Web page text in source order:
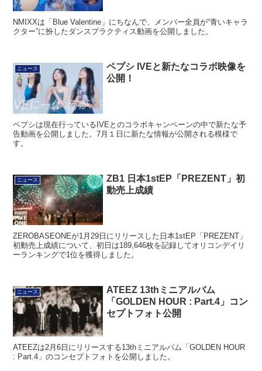
NMIXXは「Blue Valentine」にちなんで、メンバー全員が“青いキャラ
クター”に扮したダンスプラクティス動画を公開しました。
ニュース
ペプシ IVEと新たなコラボ映像を
公開！
ペプシは現在行っているIVEとのコラボキャンペーンの中で新たな予
告動画を公開しました。7月１日に新たな情報が公開される模様で
す。
ニュース
ZB1 日本1stEP「PREZENT」初
動売上成績
ZEROBASEONEが1月29日にリリースした日本1stEP「PREZENT」
初動売上成績について、初日は189,646枚を記録してオリコンデイリ
ーランキングで1位を獲得しました。
ニュース
ATEEZ 13thミニアルバム
「GOLDEN HOUR : Part.4」コン
セプトフォト公開
ATEEZは2月6日にリリースする13thミニアルバム「GOLDEN HOUR
: Part.4」のコンセプトフォトを公開しました。